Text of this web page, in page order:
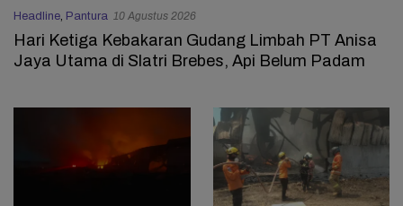
Headline, Pantura 10 Agustus 2026
Hari Ketiga Kebakaran Gudang Limbah PT Anisa
Jaya Utama di Slatri Brebes, Api Belum Padam